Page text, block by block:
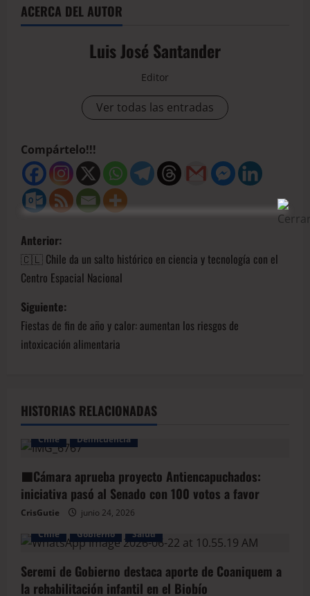
ACERCA DEL AUTOR
Luis José Santander
Editor
Ver todas las entradas
Compártelo!!!
Anterior:
🇨🇱 Chile da un salto histórico en ciencia y tecnología con el
Centro Espacial Nacional
Siguiente:
Fiestas de fin de año y calor: aumentan los riesgos de
intoxicación alimentaria
HISTORIAS RELACIONADAS
Chile Delincuencia
🟦Cámara aprueba proyecto Antiencapuchados:
iniciativa pasó al Senado con 100 votos a favor
CrisGutie
junio 24, 2026
Chile
Gobierno Salud
Seremi de Gobierno destaca aporte de Coaniquem a
la rehabilitación infantil en el Biobío